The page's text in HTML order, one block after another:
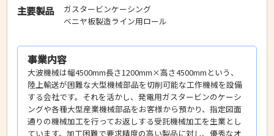
主要製品
ガスタービンケーシング
ベニヤ板製造ライン用ロール
事業内容
大波機械は幅4500mm長さ1200mm×高さ4500mmという、
陸上輸送が困難な大型機械部品を切削可能な工作機械を設備
する会社です。それを活かし、発電用ガスタービンのケーシ
ングや各種大型産業機械部品をお客様から預かり、指定図面
通りの機械加工を行ってお返しする受託機械加工を生業とし
ています。加工困難で要求精度の高い製品に対し、優秀なオ